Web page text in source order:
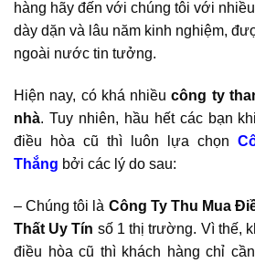
hàng hãy đến với chúng tôi với
dày dặn và lâu năm kinh nghiệm,
ngoài nước tin tưởng.
Hiện nay, có khá nhiềucông ty
nhà. Tuy nhiên, hầu hết các bạn
điều hòa cũ thì luôn lựa chọn
Thắng bởi các lý do sau:
– Chúng tôi là Công Ty Thu Mua
Thất Uy Tín số 1 thị trường. Vì thế,
điều hòa cũ thì khách hàng chỉ